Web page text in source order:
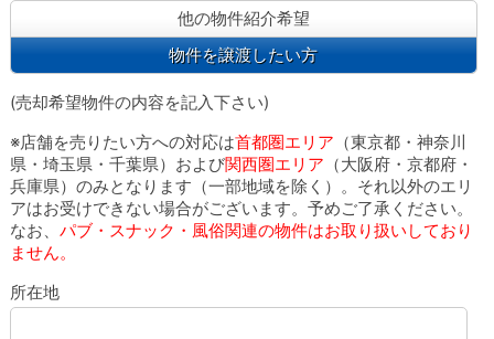
他の物件紹介希望
物件を譲渡したい方
(売却希望物件の内容を記入下さい)
※店舗を売りたい方への対応は首都圏エリア （東京都・神奈川
県・埼玉県・千葉県）および関西圏エリア （大阪府・京都府・
兵庫県）のみとなります（一部地域を除く）。それ以外のエリ
アはお受けできない場合がございます。予めご了承ください。
なお、 パブ・スナック・風俗関連の物件はお取り扱いしており
ません。
所在地